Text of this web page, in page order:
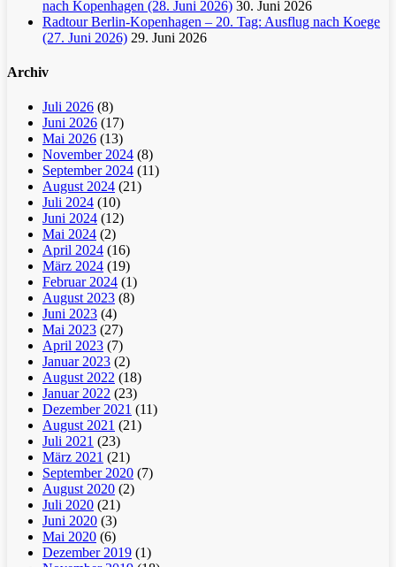
nach Kopenhagen (28. Juni 2026) 30. Juni 2026
Radtour Berlin-Kopenhagen – 20. Tag: Ausflug nach Koege
(27. Juni 2026) 29. Juni 2026
Archiv
Juli 2026 (8)
Juni 2026 (17)
Mai 2026 (13)
November 2024 (8)
September 2024 (11)
August 2024 (21)
Juli 2024 (10)
Juni 2024 (12)
Mai 2024 (2)
April 2024 (16)
März 2024 (19)
Februar 2024 (1)
August 2023 (8)
Juni 2023 (4)
Mai 2023 (27)
April 2023 (7)
Januar 2023 (2)
August 2022 (18)
Januar 2022 (23)
Dezember 2021 (11)
August 2021 (21)
Juli 2021 (23)
März 2021 (21)
September 2020 (7)
August 2020 (2)
Juli 2020 (21)
Juni 2020 (3)
Mai 2020 (6)
Dezember 2019 (1)